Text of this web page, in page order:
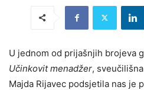
U jednom od prijašnjih brojeva
Učinkovit menadžer,
Majda Rijavec podsjetila nas je